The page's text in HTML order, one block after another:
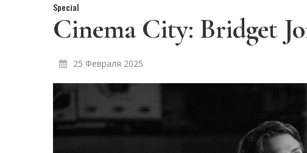
Special
Cinema City: Bridget
25 Февраля 2025